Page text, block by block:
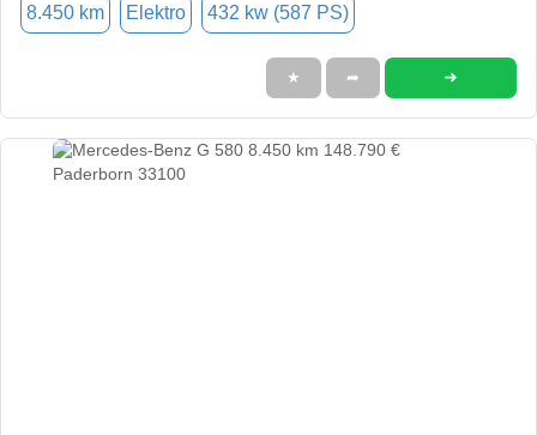
8.450 km Elektro 432 kw (587 PS)
★ ➦ ➜